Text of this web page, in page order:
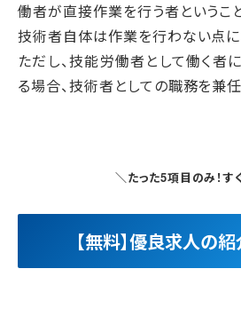
働者が直接作業を行う者というこ
技術者自体は作業を行わない点に
ただし、技能労働者として働く者
る場合、技術者としての職務を兼任
＼たった5項目のみ！す
【無料】優良求人の